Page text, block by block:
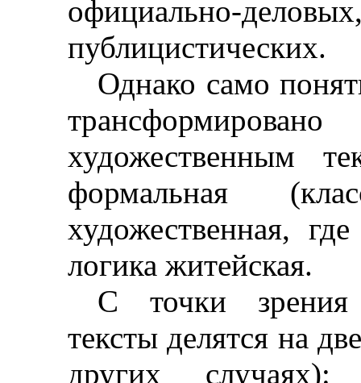
официально-
публицистических.
Однако само
художественным
формальная
художественная,
логика житейская.
С точки зрения
тексты делятся на
других